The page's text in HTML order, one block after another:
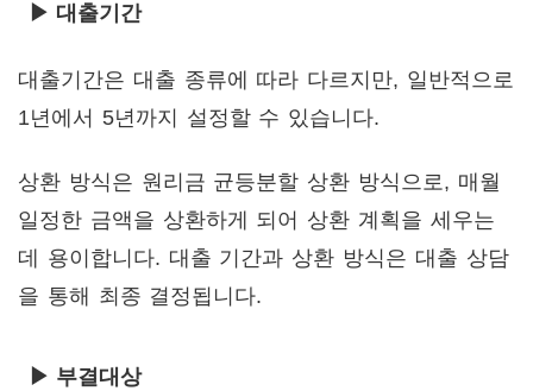
▶ 대출기간
대출기간은 대출 종류에 따라 다르지만, 일반적으로
1년에서 5년까지 설정할 수 있습니다.
상환 방식은 원리금 균등분할 상환 방식으로, 매월
일정한 금액을 상환하게 되어 상환 계획을 세우는
데 용이합니다. 대출 기간과 상환 방식은 대출 상담
을 통해 최종 결정됩니다.
▶ 부결대상